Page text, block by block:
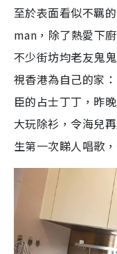
至於表面看似不羈
man，除了熱愛下
不少街坊均老友鬼
視香港為自己的家
臣的占士丁丁，昨
大玩除衫，令海兒
生第一次睇人唱歌